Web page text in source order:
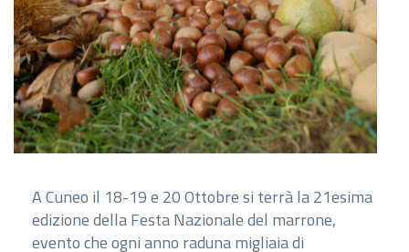
A Cuneo il 18-19 e 20 Ottobre si terrà la 21esima
edizione della Festa Nazionale del marrone,
evento che ogni anno raduna migliaia di